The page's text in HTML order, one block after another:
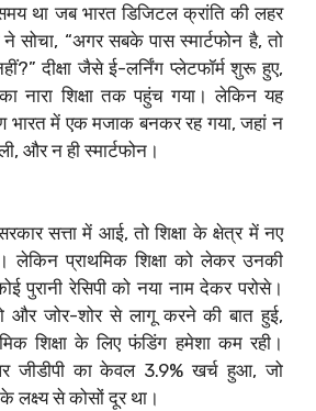
था जब भारत डिजिटल क्रांति की लहर
सोचा, “अगर सबके पास स्मार्टफोन है, तो
दीक्षा जैसे ई-लर्निंग प्लेटफॉर्म शुरू हुए,
नारा शिक्षा तक पहुंच गया। लेकिन यह
भारत में एक मजाक बनकर रह गया, जहां न
और न ही स्मार्टफोन।
सत्ता में आई, तो शिक्षा के क्षेत्र में नए
लेकिन प्राथमिक शिक्षा को लेकर उनकी
पुरानी रेसिपी को नया नाम देकर परोसे।
और जोर-शोर से लागू करने की बात हुई,
शिक्षा के लिए फंडिंग हमेशा कम रही।
जीडीपी का केवल 3.9% खर्च हुआ, जो
लक्ष्य से कोसों दूर था।